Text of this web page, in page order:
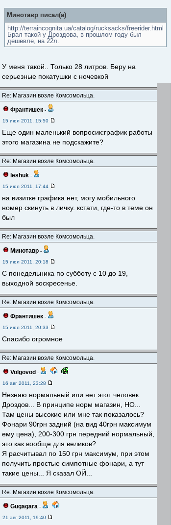
Минотавр писал(а)
http://terraincognita.ua/catalog/rucksacks/freerider.html
Брал такой у Дроздова, в прошлом году был
дешевле, на 22л.
У меня такой.. Только 28 литров. Беру на
серьезные покатушки с ночевкой
Re: Магазин возле Комсомольца.
Франтишек -
15 июл 2011, 15:50
Еще один маленький вопросик:график работы
этого магазина не подскажите?
Re: Магазин возле Комсомольца.
leshuk -
15 июл 2011, 17:44
на визитке графика нет, могу мобильного
номер скинуть в личку. кстати, где-то в теме он
был
Re: Магазин возле Комсомольца.
Минотавр -
15 июл 2011, 20:18
С понедельника по субботу с 10 до 19,
выходной воскресенье.
Re: Магазин возле Комсомольца.
Франтишек -
15 июл 2011, 20:33
Спасибо огромное
Re: Магазин возле Комсомольца.
Volgovod -
16 авг 2011, 23:28
Незнаю нормальный или нет этот человек
Дроздов... В принципе норм магазин, НО...
Там цены высокие или мне так показалось?
Фонари 90грн задний (на вид 40грн максимум
ему цена), 200-300 грн передний нормальный,
это как вообще для великов?
Я расчитывал по 150 грн максимум, при этом
получить простые симпотные фонари, а тут
такие цены... Я сказал ОЙ...
Re: Магазин возле Комсомольца.
Gugagara -
21 авг 2011, 19:40